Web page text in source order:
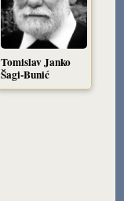
Tomislav Janko
Šagi-Bunić